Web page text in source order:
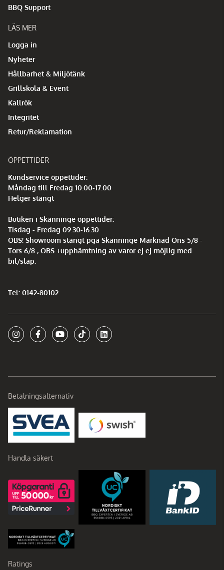
BBQ Support
LÄS MER
Logga in
Nyheter
Hållbarhet & Miljötänk
Grillskola & Event
Kallrök
Integritet
Retur/Reklamation
ÖPPETTIDER
Kundservice öppettider:
Måndag till Fredag 10.00-17.00
Helger stängt
Butiken i Skänninge öppettider:
Tisdag - Fredag 09.30-16.30
OBS! Showroom stängt pga Skänninge Marknad Ons 5/8 -
Tors 6/8 , OBS +upphämtning av varor ej ej möjlig med
bil/släp.
Tel: 0142-80102
Betalningsalternativ
Handla säkert
Ratings